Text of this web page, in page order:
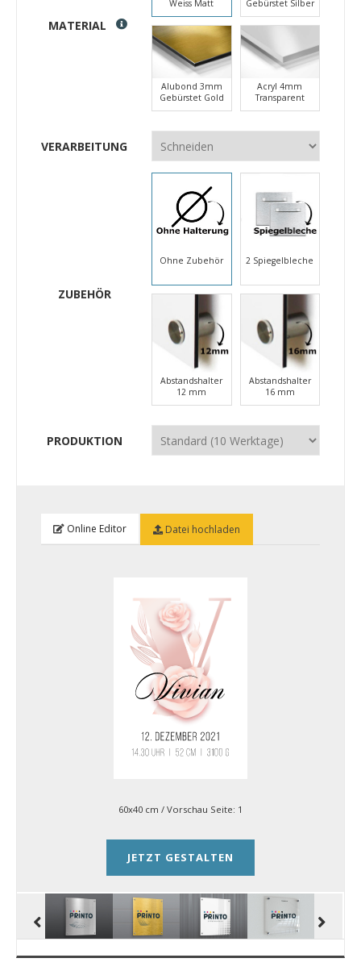
MATERIAL
Weiss Matt
Gebürstet Silber
Alubond 3mm
Gebürstet Gold
Acryl 4mm
Transparent
VERARBEITUNG
ZUBEHÖR
Ohne Zubehör 2 Spiegelbleche
Abstandshalter
12 mm
Abstandshalter
16 mm
PRODUKTION
Online Editor Datei hochladen
60x40 cm / Vorschau Seite: 1
JETZT GESTALTEN